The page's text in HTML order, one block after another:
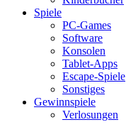
Spiele
PC-Games
Software
Konsolen
Tablet-Apps
Escape-Spiele
Sonstiges
Gewinnspiele
Verlosungen